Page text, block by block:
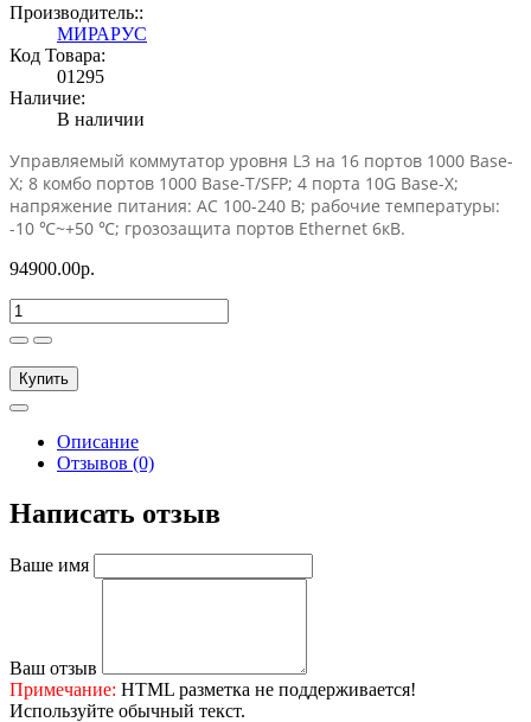
Производитель::
МИРАРУС
Код Товара:
01295
Наличие:
В наличии
Управляемый коммутатор уровня L3 на 16 портов 1000 Base-
X; 8 комбо портов 1000 Base-T/SFP; 4 порта 10G Base-X;
напряжение питания: AC 100-240 В; рабочие температуры:
-10 ℃~+50 ℃; грозозащита портов Ethernet 6кВ.
94900.00р.
Купить
Описание
Отзывов (0)
Написать отзыв
Ваше имя
Ваш отзыв
Примечание: HTML разметка не поддерживается!
Используйте обычный текст.